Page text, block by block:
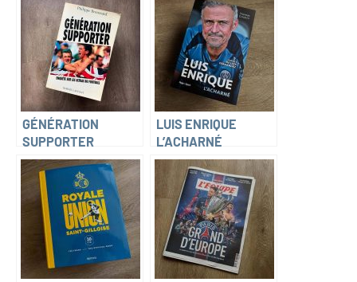
Fernandez)
Sorez)
GÉNÉRATION
SUPPORTER
(Philippe Broussard)
LUIS ENRIQUE
L’ACHARNÉ
(Thomas Goubin)